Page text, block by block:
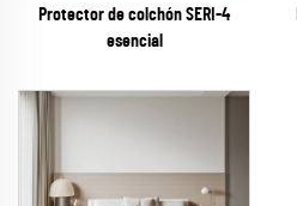
Protector de colchón SERI-4
esencial